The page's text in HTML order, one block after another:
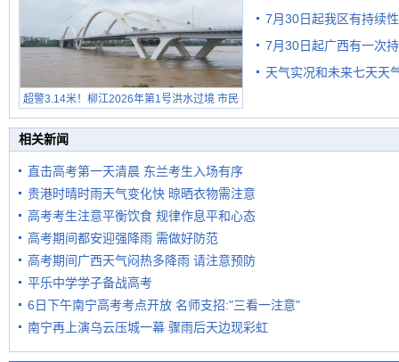
超警3.14米！柳江2026年第1号洪水过境 市民
在堤岸见证汛况
7月30日起我区有持续
7月30日起广西有一次
天气实况和未来七天天
相关新闻
直击高考第一天清晨 东兰考生入场有序
贵港时晴时雨天气变化快 晾晒衣物需注意
高考考生注意平衡饮食 规律作息平和心态
高考期间都安迎强降雨 需做好防范
高考期间广西天气闷热多降雨 请注意预防
平乐中学学子备战高考
6日下午南宁高考考点开放 名师支招:"三看一注意"
南宁再上演乌云压城一幕 骤雨后天边现彩虹